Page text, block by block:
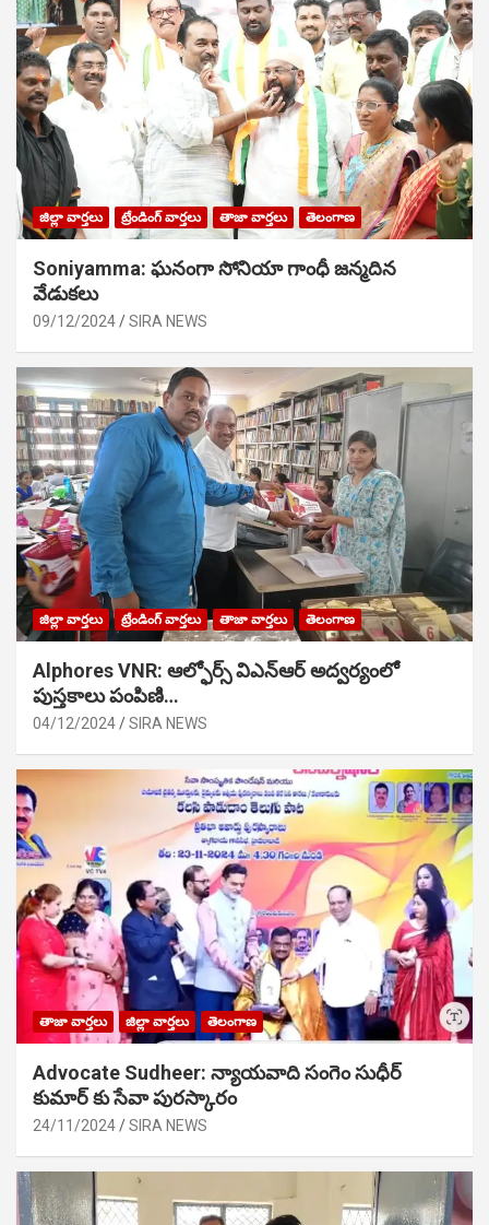
జిల్లా వార్తలు ట్రేండింగ్ వార్తలు తాజా వార్తలు తెలంగాణ
Soniyamma: ఘ‌నంగా సోనియా గాంధీ జ‌న్మ‌దిన
వేడుక‌లు
09/12/2024 SIRA NEWS
జిల్లా వార్తలు ట్రేండింగ్ వార్తలు తాజా వార్తలు తెలంగాణ
Alphores VNR: ఆల్ఫోర్స్ విఎన్ఆర్ అద్వర్యంలో
పుస్తకాలు పంపిణి…
04/12/2024 SIRA NEWS
తాజా వార్తలు జిల్లా వార్తలు తెలంగాణ
Advocate Sudheer: న్యాయవాది సంగెం సుధీర్
కుమార్ కు సేవా పురస్కారం
24/11/2024 SIRA NEWS